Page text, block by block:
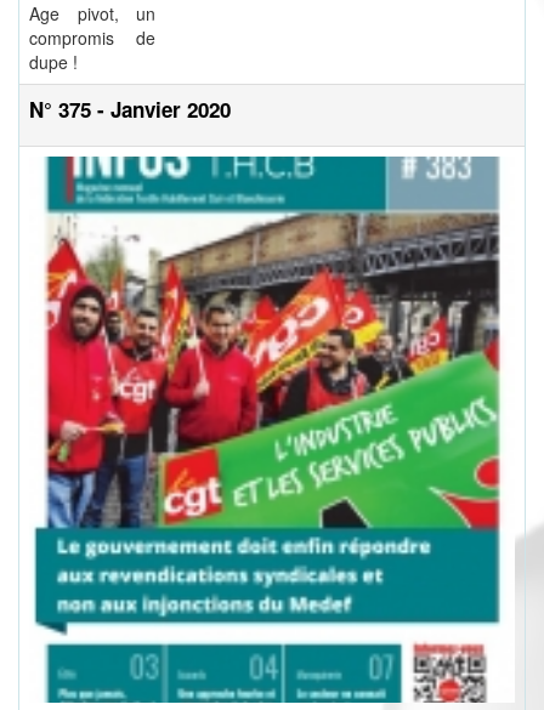
Age pivot, un
compromis de
dupe !
N° 375 - Janvier 2020